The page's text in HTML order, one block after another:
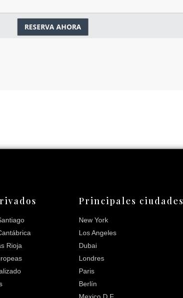
Rioja
Principales ciudades
New York
Los Angeles
Dubai
Londres
Paris
Berlín